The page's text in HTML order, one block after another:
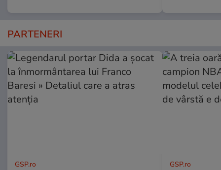
PARTENERI
GSP.ro GSP.ro